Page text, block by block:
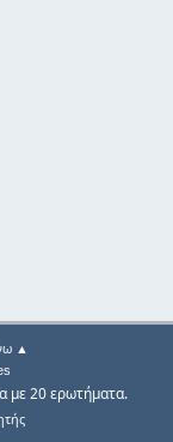
▲
με 20 ερωτήματα.